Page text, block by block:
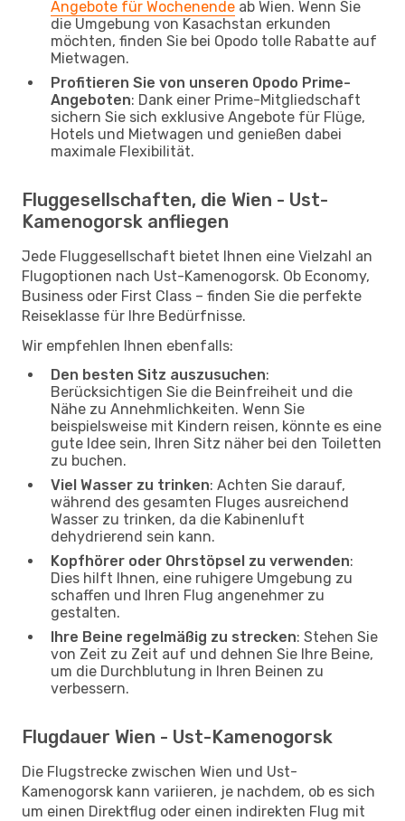
Angebote für Wochenende ab Wien. Wenn Sie
die Umgebung von Kasachstan erkunden
möchten, finden Sie bei Opodo tolle Rabatte auf
Mietwagen.
Profitieren Sie von unseren Opodo Prime-
Angeboten: Dank einer Prime-Mitgliedschaft
sichern Sie sich exklusive Angebote für Flüge,
Hotels und Mietwagen und genießen dabei
maximale Flexibilität.
Fluggesellschaften, die Wien - Ust-
Kamenogorsk anfliegen
Jede Fluggesellschaft bietet Ihnen eine Vielzahl an
Flugoptionen nach Ust-Kamenogorsk. Ob Economy,
Business oder First Class – finden Sie die perfekte
Reiseklasse für Ihre Bedürfnisse.
Wir empfehlen Ihnen ebenfalls:
Den besten Sitz auszusuchen:
Berücksichtigen Sie die Beinfreiheit und die
Nähe zu Annehmlichkeiten. Wenn Sie
beispielsweise mit Kindern reisen, könnte es eine
gute Idee sein, Ihren Sitz näher bei den Toiletten
zu buchen.
Viel Wasser zu trinken: Achten Sie darauf,
während des gesamten Fluges ausreichend
Wasser zu trinken, da die Kabinenluft
dehydrierend sein kann.
Kopfhörer oder Ohrstöpsel zu verwenden:
Dies hilft Ihnen, eine ruhigere Umgebung zu
schaffen und Ihren Flug angenehmer zu
gestalten.
Ihre Beine regelmäßig zu strecken: Stehen Sie
von Zeit zu Zeit auf und dehnen Sie Ihre Beine,
um die Durchblutung in Ihren Beinen zu
verbessern.
Flugdauer Wien - Ust-Kamenogorsk
Die Flugstrecke zwischen Wien und Ust-
Kamenogorsk kann variieren, je nachdem, ob es sich
um einen Direktflug oder einen indirekten Flug mit